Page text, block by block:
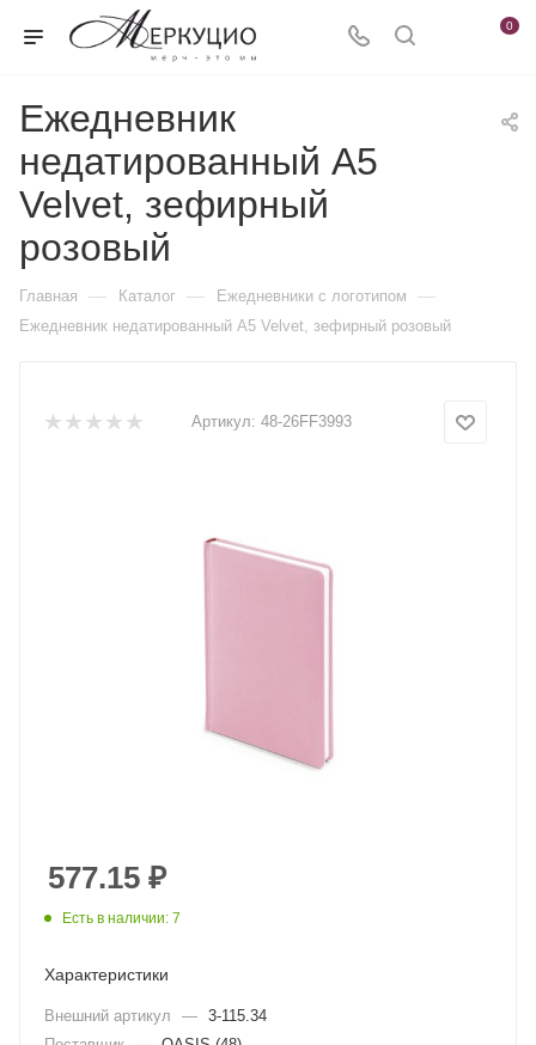
0
Ежедневник
недатированный А5
Velvet, зефирный
розовый
Главная — Каталог — Ежедневники c логотипом —
Ежедневник недатированный А5 Velvet, зефирный розовый
Артикул: 48-26FF3993
577.15 ₽
Есть в наличии: 7
Характеристики
Внешний артикул — 3-115.34